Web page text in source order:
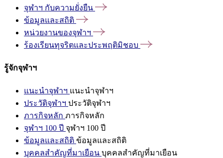
จุฬาฯ กับความยั่งยืน
ข้อมูลและสถิติ
หน่วยงานของจุฬาฯ
ร้องเรียนทุจริตและประพฤติมิชอบ
รู้จักจุฬาฯ
แนะนำจุฬาฯ แนะนำจุฬาฯ
ประวัติจุฬาฯ ประวัติจุฬาฯ
ภารกิจหลัก ภารกิจหลัก
จุฬาฯ 100 ปี จุฬาฯ 100 ปี
ข้อมูลและสถิติ ข้อมูลและสถิติ
บุคคลสำคัญที่มาเยือน บุคคลสำคัญที่มาเยือน